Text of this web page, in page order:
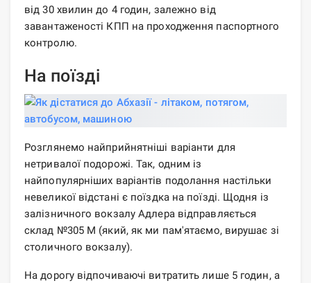
від 30 хвилин до 4 годин, залежно від
завантаженості КПП на проходження паспортного
контролю.
На поїзді
Розглянемо найприйнятніші варіанти для
нетривалої подорожі. Так, одним із
найпопулярніших варіантів подолання настільки
невеликої відстані є поїздка на поїзді. Щодня із
залізничного вокзалу Адлера відправляється
склад №305 М (який, як ми пам'ятаємо, вирушає зі
столичного вокзалу).
На дорогу відпочиваючі витратить лише 5 годин, а